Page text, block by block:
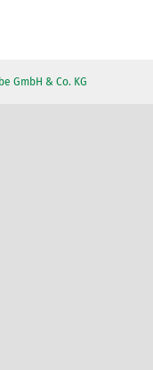
GmbH & Co. KG